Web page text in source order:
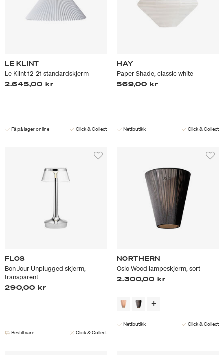
LE KLINT
Le Klint 12-21 standardskjerm
2.645,00 kr
Få på lager online Click & Collect
HAY
Paper Shade, classic white
569,00 kr
Nettbutikk Click & Collect
FLOS
Bon Jour Unplugged skjerm,
transparent
290,00 kr
Bestill vare Click & Collect
NORTHERN
Oslo Wood lampeskjerm, sort
2.300,00 kr
Nettbutikk Click & Collect